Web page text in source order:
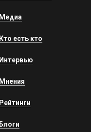
Медиа
Кто есть кто
Интервью
Мнения
Рейтинги
Блоги